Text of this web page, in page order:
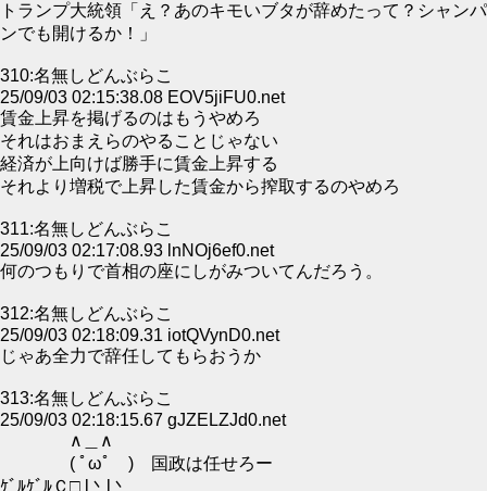
トランプ大統領「え？あのキモいブタが辞めたって？シャンパ
ンでも開けるか！」
310:名無しどんぶらこ
25/09/03 02:15:38.08 EOV5jiFU0.net
賃金上昇を掲げるのはもうやめろ
それはおまえらのやることじゃない
経済が上向けば勝手に賃金上昇する
それより増税で上昇した賃金から搾取するのやめろ
311:名無しどんぶらこ
25/09/03 02:17:08.93 lnNOj6ef0.net
何のつもりで首相の座にしがみついてんだろう。
312:名無しどんぶらこ
25/09/03 02:18:09.31 iotQVynD0.net
じゃあ全力で辞任してもらおうか
313:名無しどんぶらこ
25/09/03 02:18:15.67 gJZELZJd0.net
∧＿∧
( ﾟωﾟ ) 国政は任せろー
ｹﾞﾙｹﾞﾙＣ□ l丶l丶